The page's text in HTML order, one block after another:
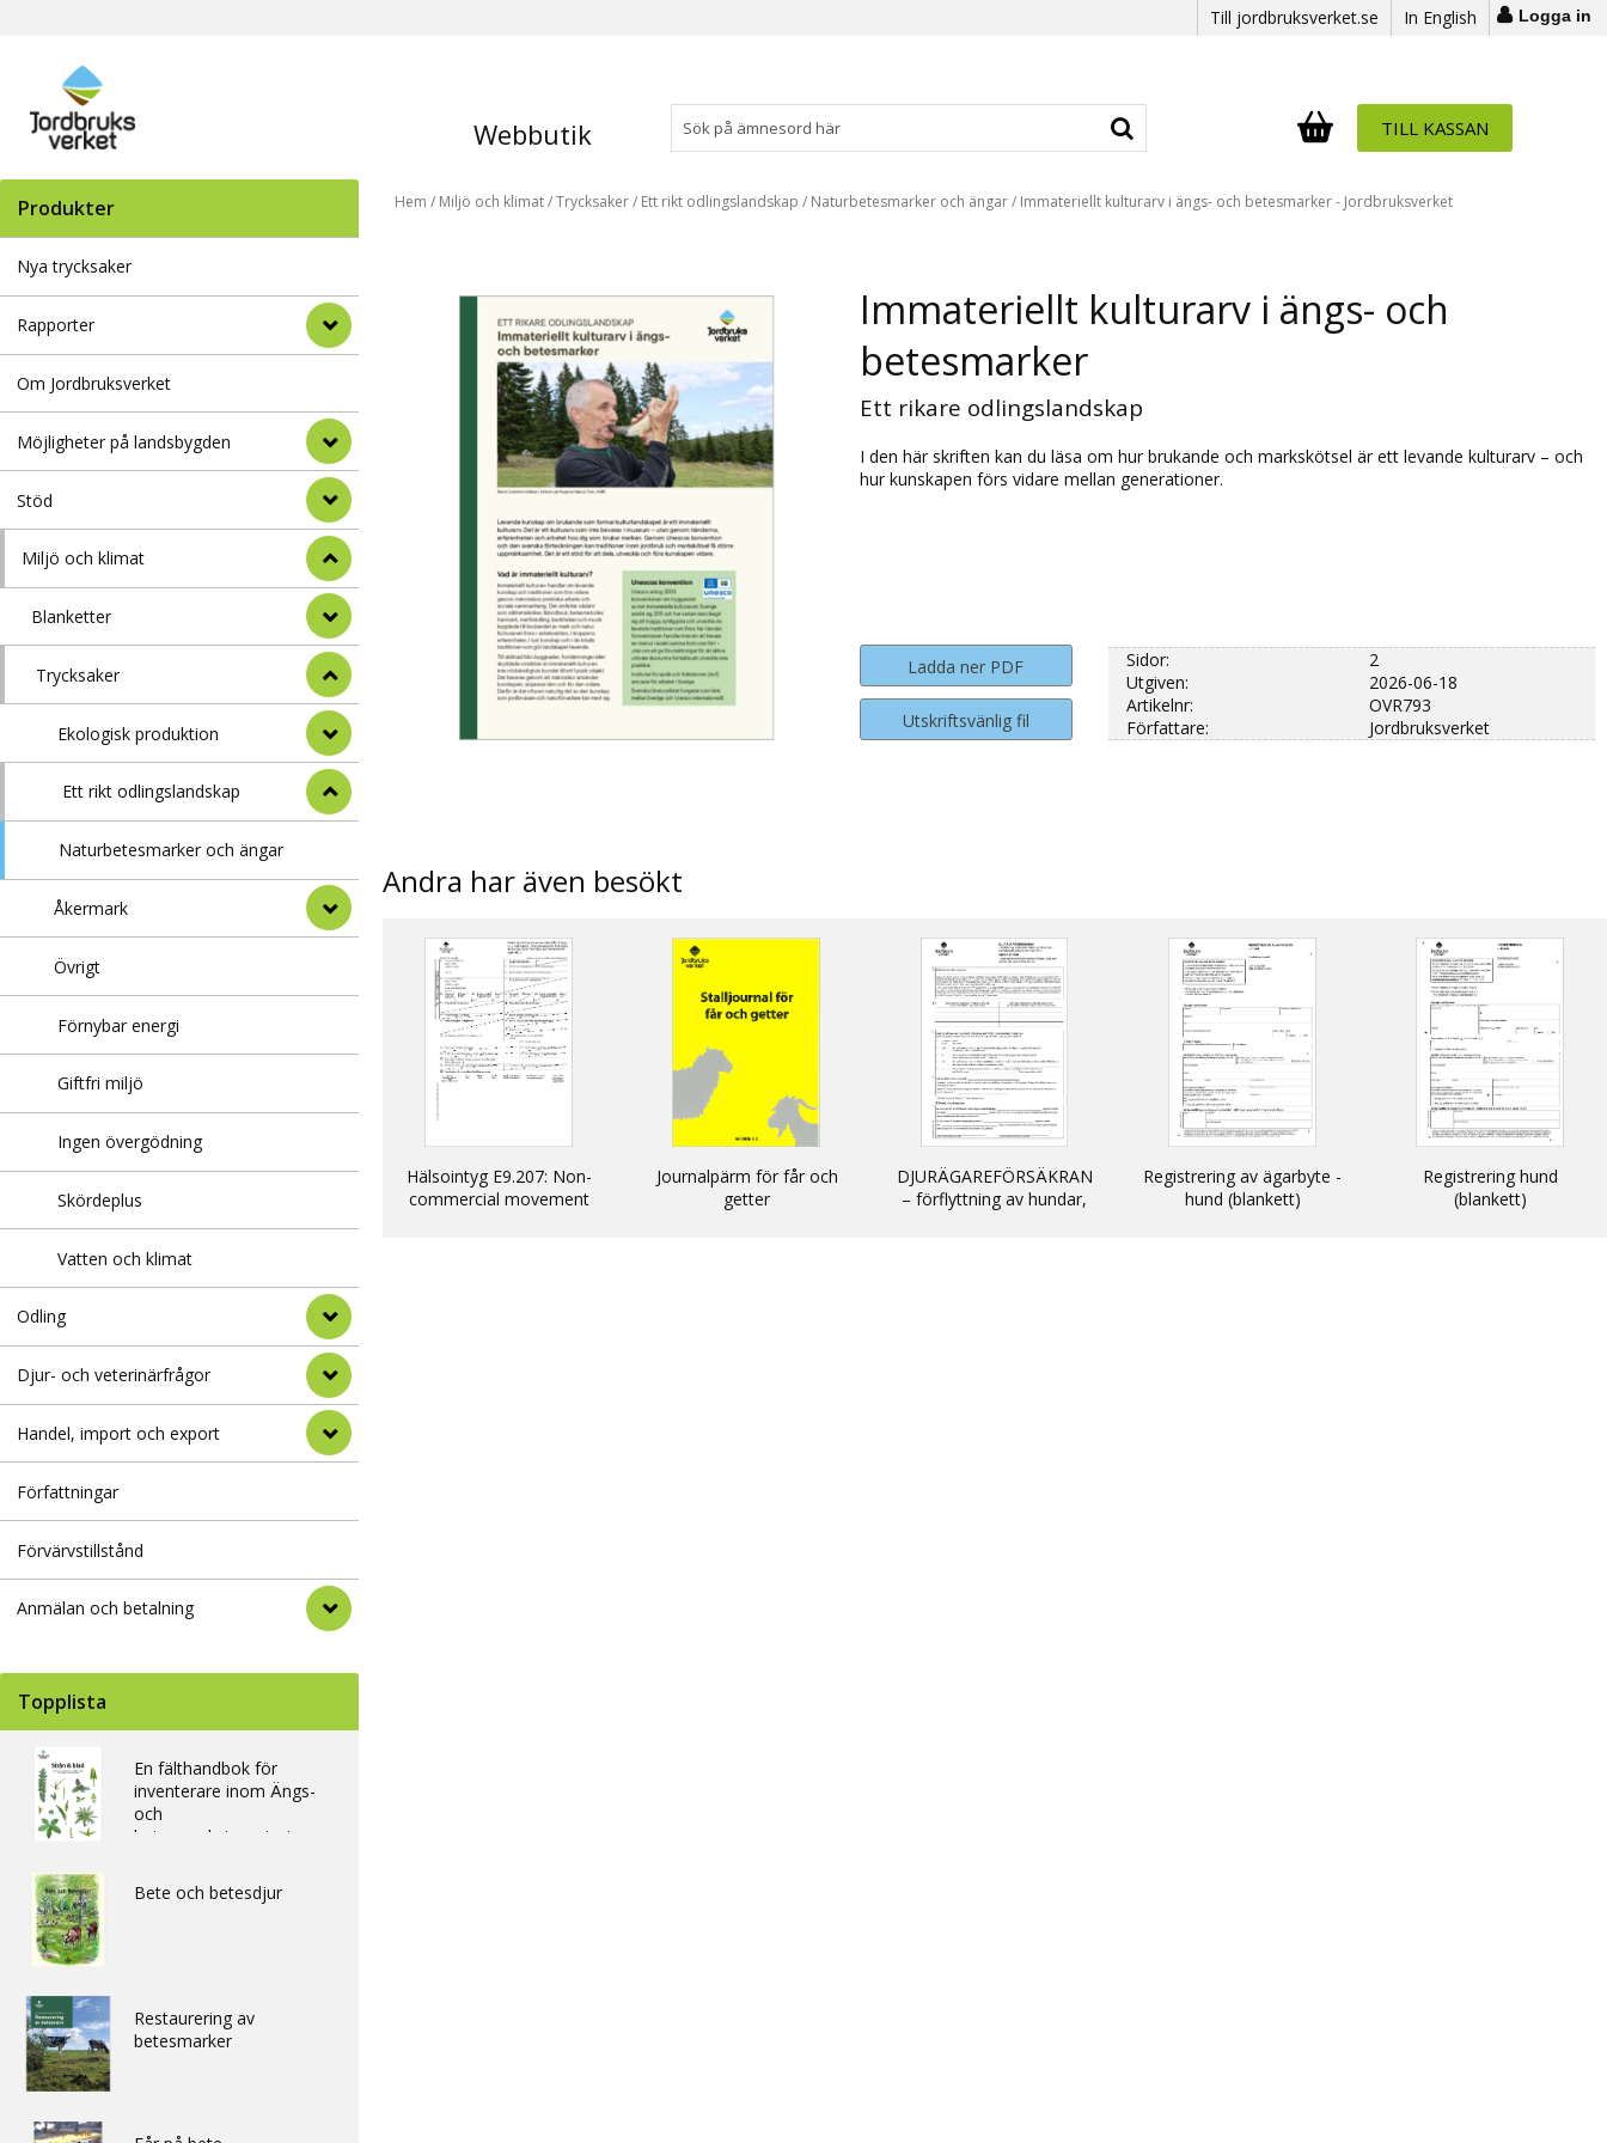
Till jordbruksverket.se In English Logga in
Webbutik Antal i varukorg:
. TILL KASSAN
Produkter
Nya trycksaker
Rapporter
Om Jordbruksverket
Möjligheter på landsbygden
Stöd
Miljö och klimat
Blanketter
Trycksaker
Ekologisk produktion
Ett rikt odlingslandskap
Naturbetesmarker och ängar
Åkermark
Övrigt
Förnybar energi
Giftfri miljö
Ingen övergödning
Skördeplus
Vatten och klimat
Odling
Djur- och veterinärfrågor
Handel, import och export
Författningar
Förvärvstillstånd
Anmälan och betalning
Topplista
En fälthandbok för
inventerare inom Ängs-
och
betesmarksinventeringen
Bete och betesdjur
Restaurering av
betesmarker
Hem / Miljö och klimat/Trycksaker/ Ett rikt odlingslandskap / Naturbetesmarker och ängar/ Immateriellt kulturarv i ängs- och betesmarker - Jordbruksverket
Immateriellt kulturarv i ängs- och
betesmarker
Ett rikare odlingslandskap
I den här skriften kan du läsa om hur brukande och markskötsel är ett levande kulturarv – och
hur kunskapen förs vidare mellan generationer.
Ladda ner PDF
Utskriftsvänlig fil
Sidor:
2
Utgiven:
2026-06-18
Artikelnr:
OVR793
Författare:
Jordbruksverket
Andra har även besökt
Hälsointyg E9.207: Non-
commercial movement
Journalpärm för får och
getter
DJURÄGAREFÖRSÄKRAN
– förflyttning av hundar,
Registrering av ägarbyte -
hund (blankett)
Registrering hund
(blankett)